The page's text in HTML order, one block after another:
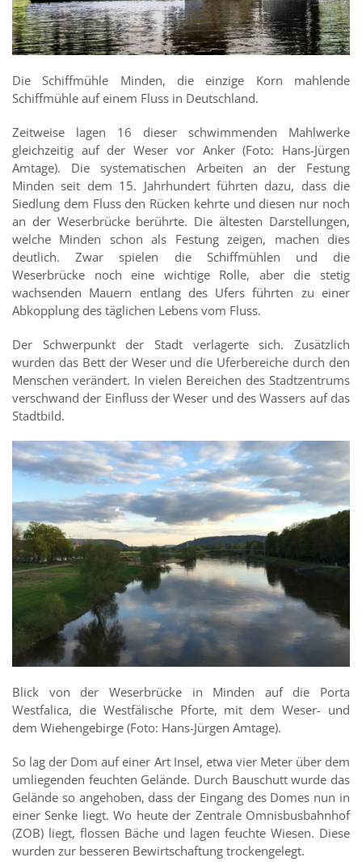
Die Schiffmühle Minden, die einzige Korn mahlende
Schiffmühle auf einem Fluss in Deutschland.
Zeitweise lagen 16 dieser schwimmenden Mahlwerke
gleichzeitig auf der Weser vor Anker (Foto: Hans-Jürgen
Amtage). Die systematischen Arbeiten an der Festung
Minden seit dem 15. Jahrhundert führten dazu, dass die
Siedlung dem Fluss den Rücken kehrte und diesen nur noch
an der Weserbrücke berührte. Die ältesten Darstellungen,
welche Minden schon als Festung zeigen, machen dies
deutlich. Zwar spielen die Schiffmühlen und die
Weserbrücke noch eine wichtige Rolle, aber die stetig
wachsenden Mauern entlang des Ufers führten zu einer
Abkopplung des täglichen Lebens vom Fluss.
Der Schwerpunkt der Stadt verlagerte sich. Zusätzlich
wurden das Bett der Weser und die Uferbereiche durch den
Menschen verändert. In vielen Bereichen des Stadtzentrums
verschwand der Einfluss der Weser und des Wassers auf das
Stadtbild.
Blick von der Weserbrücke in Minden auf die Porta
Westfalica, die Westfälische Pforte, mit dem Weser- und
dem Wiehengebirge (Foto: Hans-Jürgen Amtage).
So lag der Dom auf einer Art Insel, etwa vier Meter über dem
umliegenden feuchten Gelände. Durch Bauschutt wurde das
Gelände so angehoben, dass der Eingang des Domes nun in
einer Senke liegt. Wo heute der Zentrale Omnisbusbahnhof
(ZOB) liegt, flossen Bäche und lagen feuchte Wiesen. Diese
wurden zur besseren Bewirtschaftung trockengelegt.